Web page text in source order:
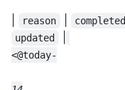
reason completed
updated